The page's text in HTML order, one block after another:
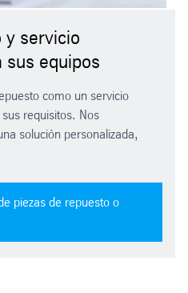
y servicio
sus equipos
como un servicio
requisitos. Nos
solución personalizada,
piezas de repuesto o